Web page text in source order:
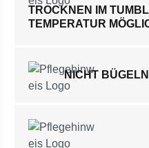
TROCKNEN IM
TEMPERATUR
NICHT BÜGELN